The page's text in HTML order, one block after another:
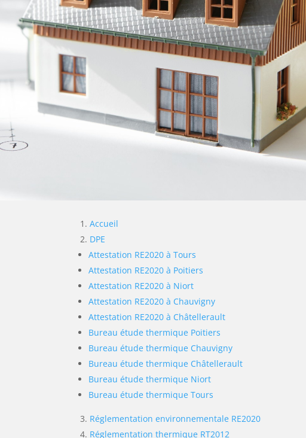
Accueil
DPE
Attestation RE2020 à Tours
Attestation RE2020 à Poitiers
Attestation RE2020 à Niort
Attestation RE2020 à Chauvigny
Attestation RE2020 à Châtellerault
Bureau étude thermique Poitiers
Bureau étude thermique Chauvigny
Bureau étude thermique Châtellerault
Bureau étude thermique Niort
Bureau étude thermique Tours
Réglementation environnementale RE2020
Réglementation thermique RT2012